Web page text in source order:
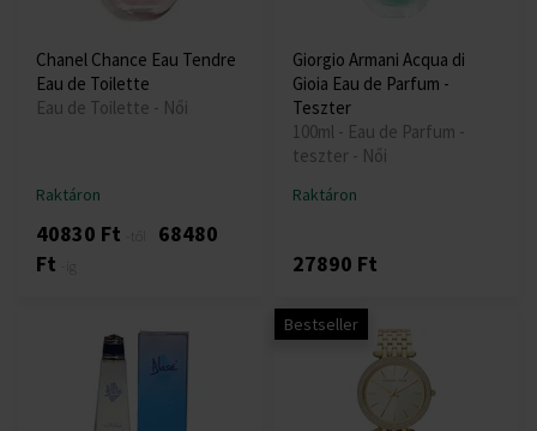
Chanel Chance Eau Tendre
Eau de Toilette
Eau de Toilette - Női
Raktáron
40830 Ft
68480
Ft
Giorgio Armani Acqua di
Gioia Eau de Parfum -
Teszter
100ml - Eau de Parfum -
teszter - Női
Raktáron
27890 Ft
Bestseller